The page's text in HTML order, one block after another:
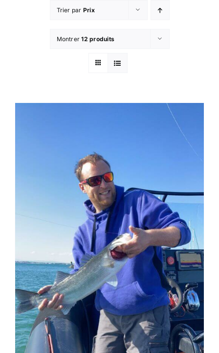
Trier par Prix
Montrer12 produits